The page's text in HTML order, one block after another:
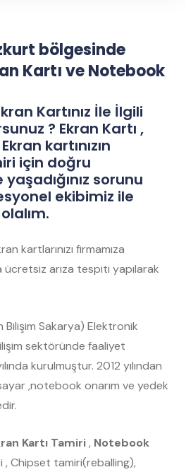
bölgesinde
Kartı ve Notebook
Kartınız İle İlgili
? Ekran Kartı ,
kartınızın
için doğru
sorunu
ekibimiz ile
kartlarınızı firmamıza
ücretsiz arıza tespiti yapılarak
Sakarya) Elektronik
sektöründe faaliyet
kurulmuştur. 2012 yılından
,notebook onarım ve yedek
Kartı Tamiri, Notebook
, Chipset tamiri(reballing),